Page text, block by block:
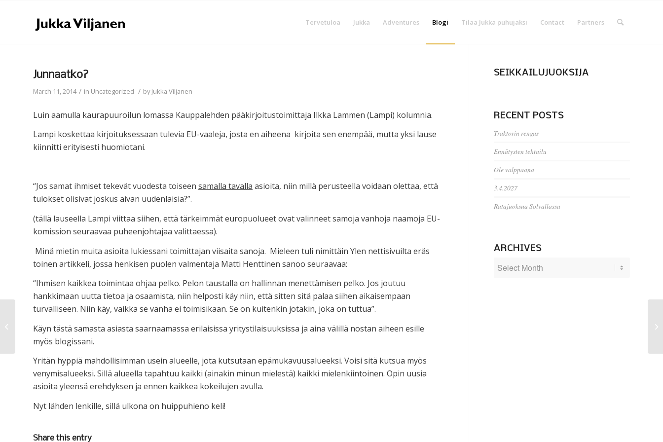
Tervetuloa Jukka Adventures Blogi Tilaa Jukka puhujaksi Contact Partners
Junnaatko?
March 11, 2014 / in Uncategorized / byJukka Viljanen
Luin aamulla kaurapuuroilun lomassa Kauppalehden pääkirjoitustoimittaja Ilkka Lammen (Lampi) kolumnia.
Lampi koskettaa kirjoituksessaan tulevia EU-vaaleja, josta en aiheena kirjoita sen enempää, mutta yksi lause
kiinnitti erityisesti huomiotani.
“Jos samat ihmiset tekevät vuodesta toiseen samalla tavalla asioita, niin millä perusteella voidaan olettaa, että
tulokset olisivat joskus aivan uudenlaisia?”.
(tällä lauseella Lampi viittaa siihen, että tärkeimmät europuolueet ovat valinneet samoja vanhoja naamoja EU-
komission seuraavaa puheenjohtajaa valittaessa).
Minä mietin muita asioita lukiessani toimittajan viisaita sanoja. Mieleen tuli nimittäin Ylen nettisivuilta eräs
toinen artikkeli, jossa henkisen puolen valmentaja Matti Henttinen sanoo seuraavaa:
“Ihmisen kaikkea toimintaa ohjaa pelko. Pelon taustalla on hallinnan menettämisen pelko. Jos joutuu
hankkimaan uutta tietoa ja osaamista, niin helposti käy niin, että sitten sitä palaa siihen aikaisempaan
turvalliseen. Niin käy, vaikka se vanha ei toimisikaan. Se on kuitenkin jotakin, joka on tuttua”.
Käyn tästä samasta asiasta saarnaamassa erilaisissa yritystilaisuuksissa ja aina välillä nostan aiheen esille
myös blogissani.
Yritän hyppiä mahdollisimman usein alueelle, jota kutsutaan epämukavuusalueeksi. Voisi sitä kutsua myös
venymisalueeksi. Sillä alueella tapahtuu kaikki (ainakin minun mielestä) kaikki mielenkiintoinen. Opin uusia
asioita yleensä erehdyksen ja ennen kaikkea kokeilujen avulla.
Nyt lähden lenkille, sillä ulkona on huippuhieno keli!
Share this entry
SEIKKAILUJUOKSIJA
RECENT POSTS
Traktorin rengas
Ennätysten tehtailu
Ole valppaana
3.4.2027
Ratajuoksua Solvallassa
ARCHIVES
Energiaa